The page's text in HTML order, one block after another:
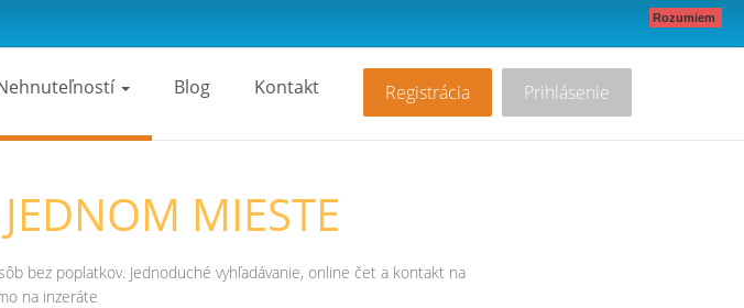
Rozumiem
Registrácia Prihlásenie
Blog Kontakt
MIESTE
bez poplatkov. Jednoduché vyhľadávanie, online čet a kontakt na
na inzeráte